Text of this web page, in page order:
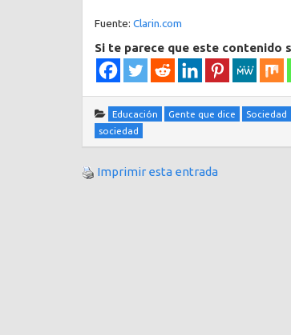
Fuente: Clarin.com
Si te parece que este contenido
Educación Gente que dice Sociedad
sociedad
Imprimir esta entrada